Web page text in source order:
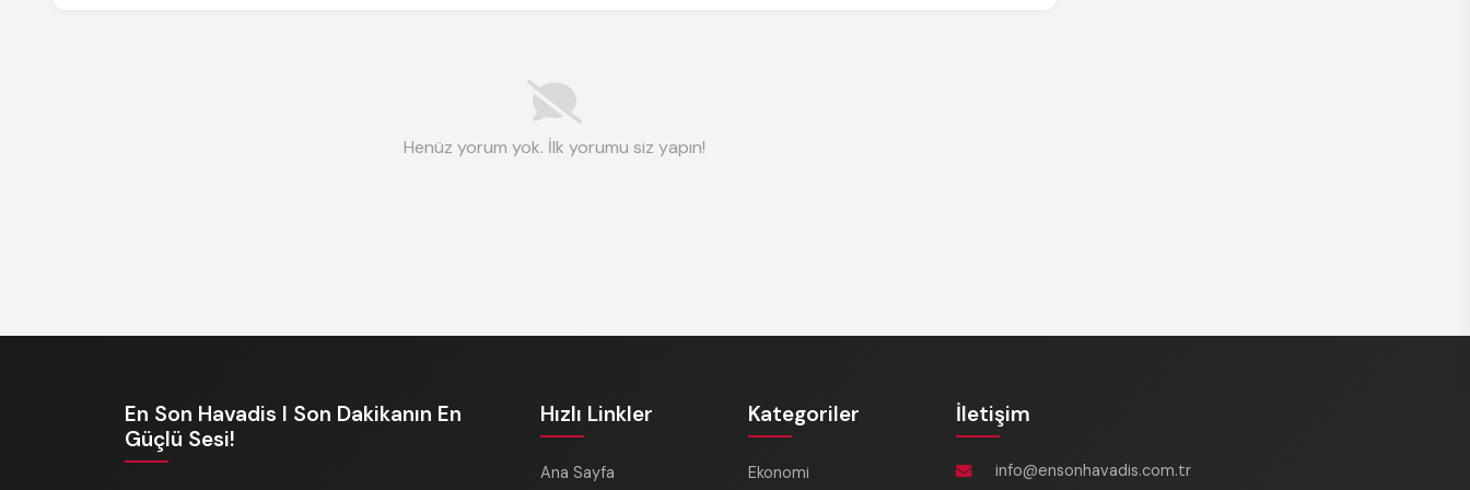
Henüz yorum yok. İlk yorumu siz yapın!
En Son Havadis I Son Dakikanın En
Güçlü Sesi!
Hızlı Linkler
Ana Sayfa
Kategoriler
Ekonomi
İletişim
info@ensonhavadis.com.tr